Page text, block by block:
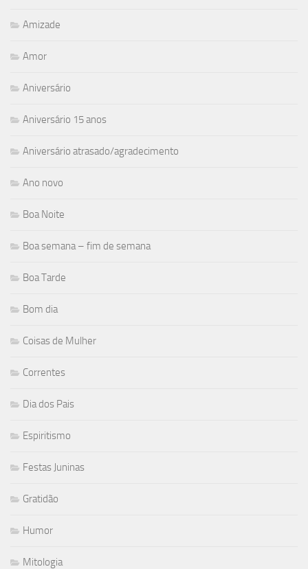
Amizade
Amor
Aniversário
Aniversário 15 anos
Aniversário atrasado/agradecimento
Ano novo
Boa Noite
Boa semana – fim de semana
Boa Tarde
Bom dia
Coisas de Mulher
Correntes
Dia dos Pais
Espiritismo
Festas Juninas
Gratidão
Humor
Mitologia